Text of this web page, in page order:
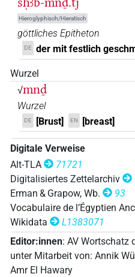
Hieroglyphisch/Hieratisch
göttliches Epitheton
DE der mit festlich
Wurzel
√mnḏ
Wurzel
DE [Brust] EN [breast]
Digitale Verweise
Alt-TLA
71721
Digitalisiertes Zettelarchiv
Erman & Grapow, Wb.
93
Vocabulaire de l’Égyptien
Wikidata
L1383071
Editor:innen: AV Wortschatz
unter Mitarbeit von: Annik
Amr El Hawary